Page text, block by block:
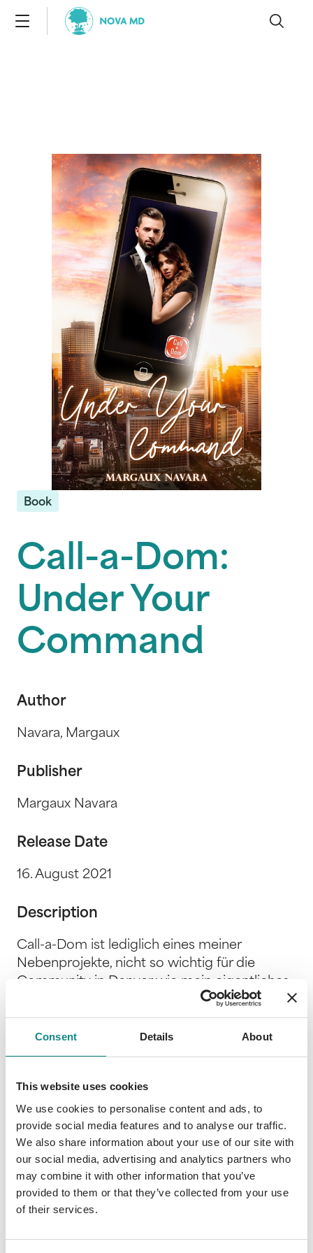
Consent Details About
This website uses cookies
We use cookies to personalise content and ads, to
provide social media features and to analyse our traffic.
We also share information about your use of our site with
our social media, advertising and analytics partners who
may combine it with other information that you’ve
provided to them or that they’ve collected from your use
of their services.
Book
Call-a-Dom:
Under Your
Command
Author
Navara, Margaux
Publisher
Margaux Navara
Release Date
16. August 2021
Description
Call-a-Dom ist lediglich eines meiner
Nebenprojekte, nicht so wichtig für die
Community in Denver wie mein eigentliches
Ziel. Nur ein Freundschaftsdienst, weil es
kaum noch Clubs gibt, wo dominante
Männer passende Frauen kennenlernen
können. Leider hat das Match meines
Holly treffen, um letzte Fehler der App
auszumerzen. Sie erweist sich als die
perfekte Partnerin für mich und meine
speziellen Bedürfnisse. Perfekter, als es mir zu
diesem Zeitpunkt lieb ist. Ist Holly die richtige
Frau für einen Mann mit meinem
Hintergrund? Was sie nämlich nicht weiß, ist,
allem ein Ziel haben: Rache am mächtigsten